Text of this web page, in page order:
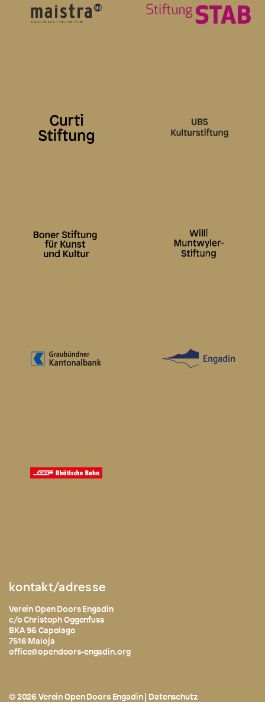
kontakt/adresse
Verein Open Doors Engadin
c/o Christoph Oggenfuss
BKA 96 Capolago
7516 Maloja
office@opendoors-engadin.org
© 2026 Verein Open Doors Engadin | Datenschutz